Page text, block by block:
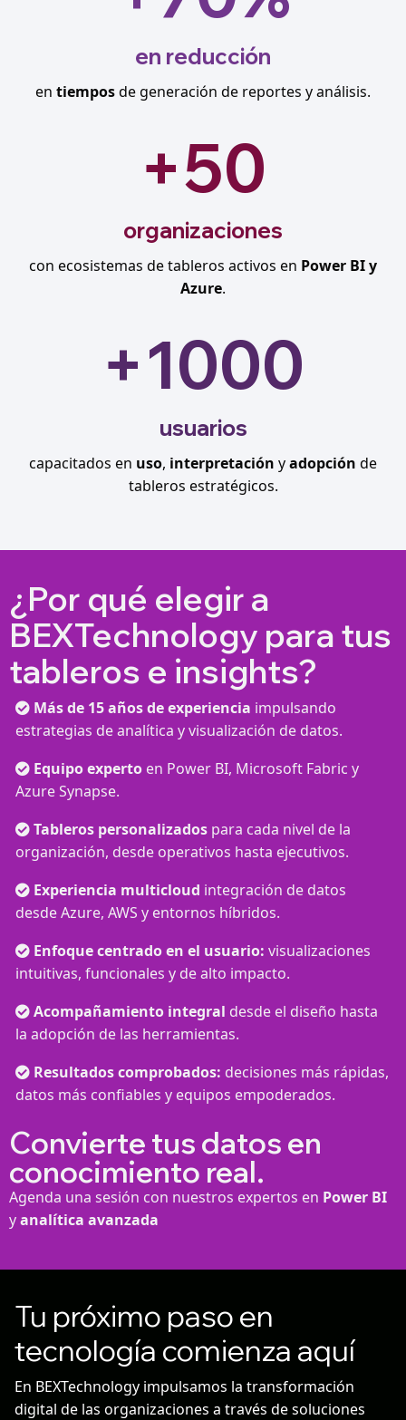
en reducción
en tiemposde generación de reportes y análisis.
+50
organizaciones
con ecosistemas de tableros activos en Power BI y
Azure.
+1000
usuarios
capacitados en uso, interpretación yadopción de
tableros estratégicos.
¿Por qué elegir a
BEXTechnology para tus
tableros e insights?
Más de 15 años de experiencia impulsando
estrategias de analítica y visualización de datos.
Equipo experto en Power BI, Microsoft Fabric y
Azure Synapse.
Tableros personalizados para cada nivel de la
organización, desde operativos hasta ejecutivos.
Experiencia multicloud integración de datos
desde Azure, AWS y entornos híbridos.
Enfoque centrado en el usuario: visualizaciones
intuitivas, funcionales y de alto impacto.
Acompañamiento integral desde el diseño hasta
la adopción de las herramientas.
Resultados comprobados: decisiones más rápidas,
datos más confiables y equipos empoderados.
Convierte tus datos en
conocimiento real.
Agenda una sesión con nuestros expertos en Power BI
yanalítica avanzada
Tu próximo paso en
tecnología comienza aquí
En BEXTechnology impulsamos la transformación
digital de las organizaciones a través de soluciones